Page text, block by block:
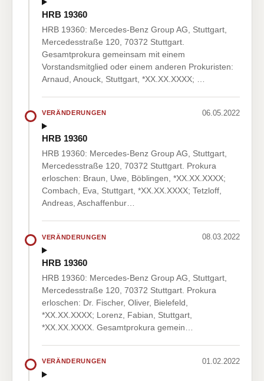
HRB 19360
HRB 19360: Mercedes-Benz Group AG, Stuttgart,
Mercedesstraße 120, 70372 Stuttgart.
Gesamtprokura gemeinsam mit einem
Vorstandsmitglied oder einem anderen Prokuristen:
Arnaud, Anouck, Stuttgart, *XX.XX.XXXX; …
VERÄNDERUNGEN 06.05.2022
HRB 19360
HRB 19360: Mercedes-Benz Group AG, Stuttgart,
Mercedesstraße 120, 70372 Stuttgart. Prokura
erloschen: Braun, Uwe, Böblingen, *XX.XX.XXXX;
Combach, Eva, Stuttgart, *XX.XX.XXXX; Tetzloff,
Andreas, Aschaffenbur…
VERÄNDERUNGEN 08.03.2022
HRB 19360
HRB 19360: Mercedes-Benz Group AG, Stuttgart,
Mercedesstraße 120, 70372 Stuttgart. Prokura
erloschen: Dr. Fischer, Oliver, Bielefeld,
*XX.XX.XXXX; Lorenz, Fabian, Stuttgart,
*XX.XX.XXXX. Gesamtprokura gemein…
VERÄNDERUNGEN 01.02.2022